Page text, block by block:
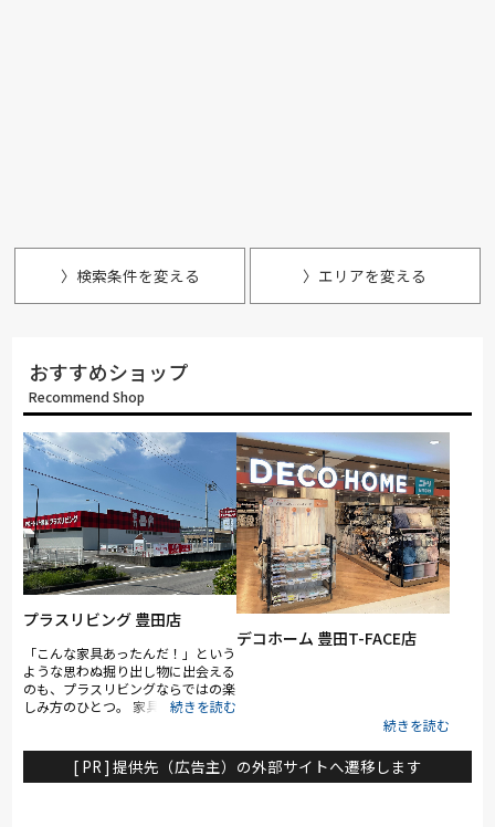
〉検索条件を変える 〉エリアを変える
おすすめショップ
Recommend Shop
プラスリビング 豊田店
「こんな家具あったんだ！」という
ような思わぬ掘り出し物に出会える
のも、プラスリビングならではの楽
しみ方のひとつ。 家具をお探しの
格帯も幅広くご用意しているため、
ご予算に合わせて無理なくお選びい
デコホーム 豊田T-FACE店
[ PR ] 提供先（広告主）の外部サイトへ遷移します